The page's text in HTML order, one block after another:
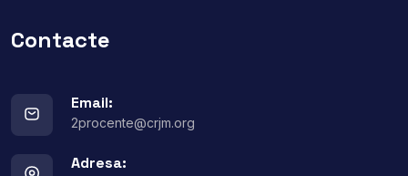
Contacte
Email:
2procente@crjm.org
Adresa: